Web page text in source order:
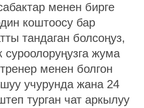
​​менен бирге
коштоосу бар
тандаган болсоңуз,
суроолоруңузга жума
менен болгон
учурунда жана 24
турган чат аркылуу